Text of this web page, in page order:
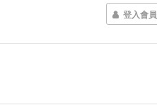
登入會員